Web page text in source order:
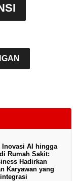
AI hingga
Rumah Sakit:
Hadirkan
Karyawan yang